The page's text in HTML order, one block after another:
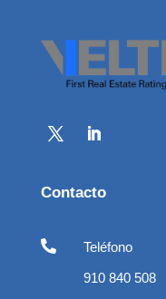
Contacto

Teléfono
910 840 508